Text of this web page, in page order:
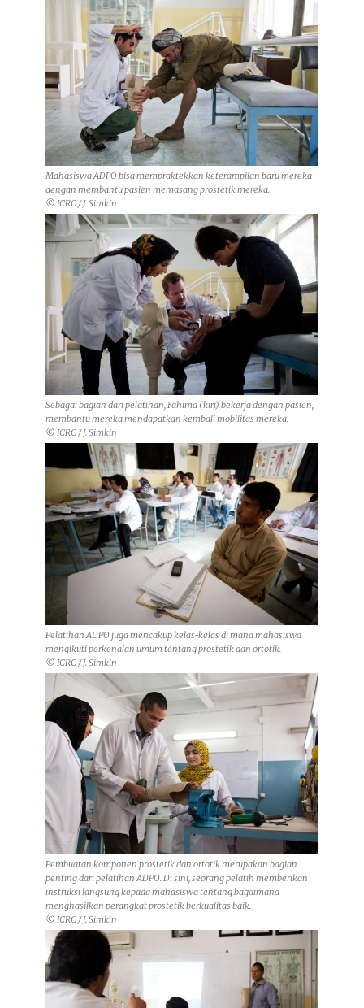
Mahasiswa ADPO bisa mempraktekkan keterampilan baru mereka
dengan membantu pasien memasang prostetik mereka.
© ICRC / J. Simkin
Sebagai bagian dari pelatihan, Fahima (kiri) bekerja dengan pasien,
membantu mereka mendapatkan kembali mobilitas mereka.
© ICRC / J. Simkin
Pelatihan ADPO juga mencakup kelas-kelas di mana mahasiswa
mengikuti perkenalan umum tentang prostetik dan ortotik.
© ICRC / J. Simkin
Pembuatan komponen prostetik dan ortotik merupakan bagian
penting dari pelatihan ADPO. Di sini, seorang pelatih memberikan
instruksi langsung kepada mahasiswa tentang bagaimana
menghasilkan perangkat prostetik berkualitas baik.
© ICRC / J. Simkin